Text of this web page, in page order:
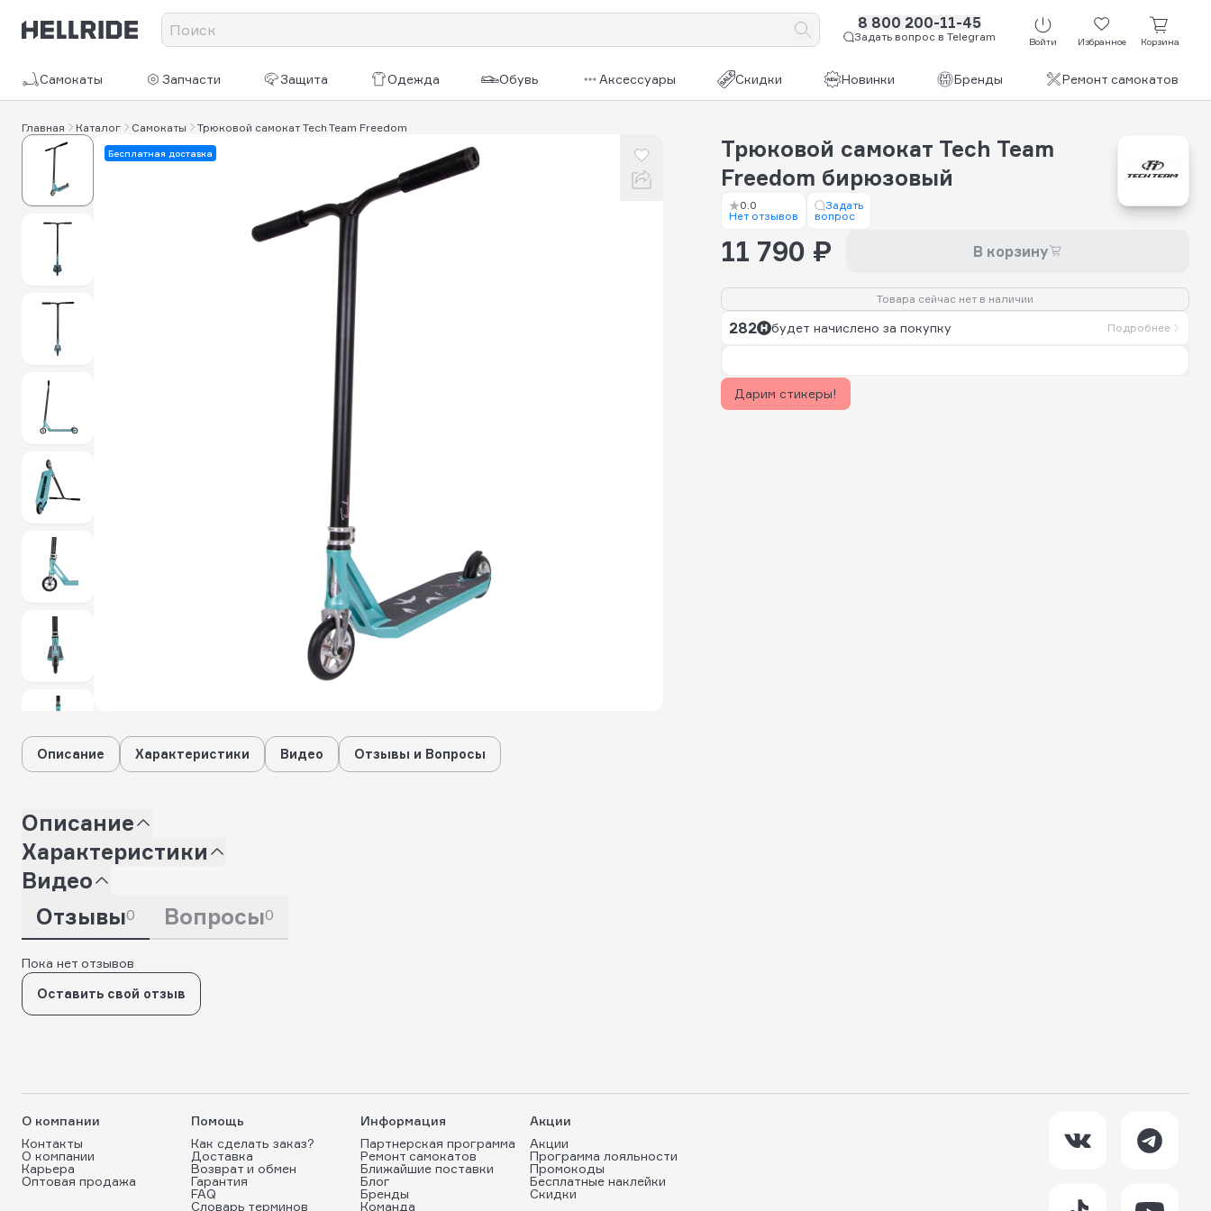
8 800 200-11-45
Задать вопрос в Telegram Войти Избранное Корзина
Самокаты Запчасти Защита Одежда Обувь Аксессуары Скидки Новинки Бренды Ремонт самокатов
Главная Каталог Самокаты Трюковой самокат Tech Team Freedom
Бесплатная доставка
Трюковой самокат Tech Team
Freedom бирюзовый
0.0
Нет отзывов
Задать
вопрос
11 790 ₽ В корзину
Товара сейчас нет в наличии
282 будет начислено за покупку Подробнее
Дарим стикеры!
Описание Характеристики Видео Отзывы и Вопросы
Описание
Характеристики
Видео
Отзывы0 Вопросы0
Пока нет отзывов
Оставить свой отзыв
О компании
Контакты
О компании
Карьера
Оптовая продажа
Помощь
Как сделать заказ?
Доставка
Возврат и обмен
Гарантия
FAQ
Словарь терминов
Информация
Партнерская программа
Ремонт самокатов
Ближайшие поставки
Блог
Бренды
Команда
Акции
Акции
Программа лояльности
Промокоды
Бесплатные наклейки
Скидки